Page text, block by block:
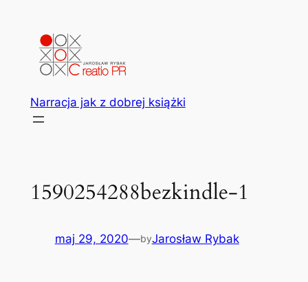
Narracja jak z dobrej książki
1590254288bezkindle-1
maj 29, 2020—byJarosław Rybak